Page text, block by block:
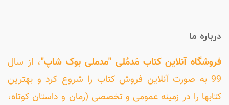
درباره ما
فروشگاه آنلاین کتاب مَدمُلی "مدملی بوک شاپ"، از سال
99 به صورت آنلاین فروش کتاب را شروع کرد و بهترین
کتابها را در زمینه عمومی و تخصصی (رمان و داستان کوتاه،